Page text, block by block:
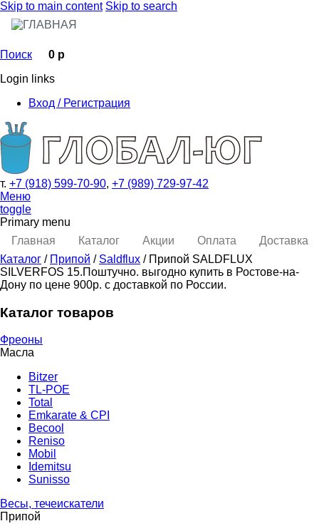
Skip to main content Skip to search
Поиск
0 р
Login links
Вход / Регистрация
т. +7 (918) 599-70-90, +7 (989) 729-97-42
Меню
toggle
Primary menu
Главная
Каталог Акции Оплата
Доставка
Каталог / Припой / Saldflux / Припой SALDFLUX
SILVERFOS 15.Поштучно. выгодно купить в Ростове-на-
Дону по цене 900р. с доставкой по России.
Каталог товаров
Фреоны
Масла
Bitzer
TL-POE
Total
Emkarate & CPI
Becool
Reniso
Mobil
Idemitsu
Sunisso
Весы, течеискатели
Припой